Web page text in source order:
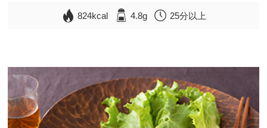
824kcal 4.8g 25分以上